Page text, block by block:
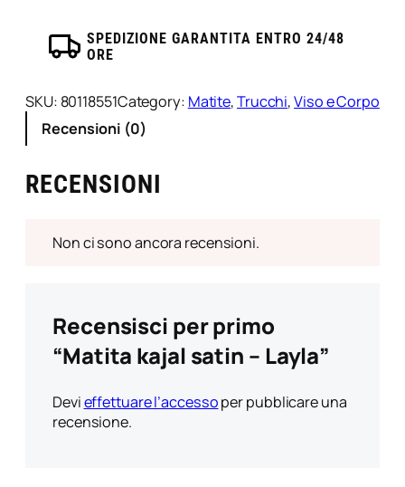
SPEDIZIONE GARANTITA ENTRO 24/48
ORE
SKU: 80118551Category: Matite, Trucchi, Viso e Corpo
Recensioni (0)
RECENSIONI
Non ci sono ancora recensioni.
Recensisci per primo
“Matita kajal satin – Layla”
Devieffettuare l’accessoper pubblicare una
recensione.